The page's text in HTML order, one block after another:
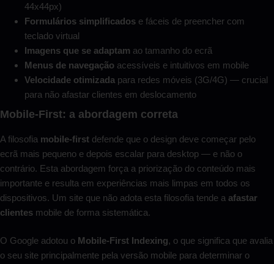
44x44px)
Formulários simplificados e fáceis de preencher com
teclado virtual
Imagens que se adaptam ao tamanho do ecrã
Menus de navegação acessíveis e intuitivos em mobile
Velocidade otimizada para redes móveis (3G/4G) — crucial
para não afastar clientes em deslocamento
Mobile-First: a abordagem correta
A filosofia mobile-first defende que o design deve começar pelo
ecrã mais pequeno e depois escalar para desktop — e não o
contrário. Esta abordagem força a priorização do conteúdo mais
importante e resulta em experiências mais limpas em todos os
dispositivos. Um site que não adota esta filosofia tende a afastar
clientes mobile de forma sistemática.
O Google adotou o Mobile-First Indexing, o que significa que avalia
o seu site principalmente pela versão mobile para determinar o